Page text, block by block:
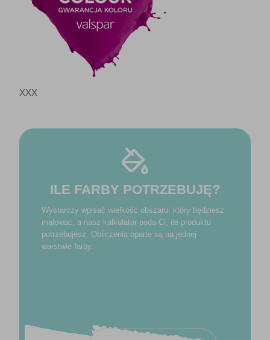
XXX
ILE FARBY POTRZEBUJĘ?
Wystarczy wpisać wielkość obszaru, który będziesz
malować, a nasz kalkulator poda Ci, ile produktu
potrzebujesz. Obliczenia oparte są na jednej
warstwie farby.